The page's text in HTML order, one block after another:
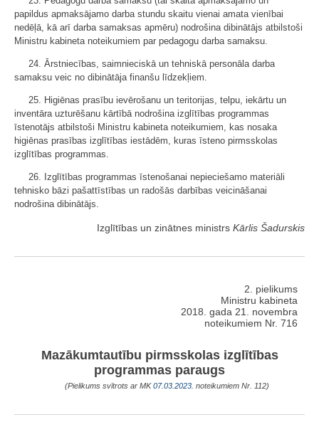
papildus apmaksājamo darba stundu skaitu vienai amata vienībai
nedēļā, kā arī darba samaksas apmēru) nodrošina dibinātājs atbilstoši
Ministru kabineta noteikumiem par pedagogu darba samaksu.
24. Ārstniecības, saimnieciskā un tehniskā personāla darba
samaksu veic no dibinātāja finanšu līdzekļiem.
25. Higiēnas prasību ievērošanu un teritorijas, telpu, iekārtu un
inventāra uzturēšanu kārtībā nodrošina izglītības programmas
īstenotājs atbilstoši Ministru kabineta noteikumiem, kas nosaka
higiēnas prasības izglītības iestādēm, kuras īsteno pirmsskolas
izglītības programmas.
26. Izglītības programmas īstenošanai nepieciešamo materiāli
tehnisko bāzi pašattīstības un radošās darbības veicināšanai
nodrošina dibinātājs.
Izglītības un zinātnes ministrs Kārlis Šadurskis
2. pielikums
Ministru kabineta
2018. gada 21. novembra
noteikumiem Nr. 716
Mazākumtautību pirmsskolas izglītības
programmas paraugs
(Pielikums svītrots ar MK07.03.2023. noteikumiem Nr. 112)